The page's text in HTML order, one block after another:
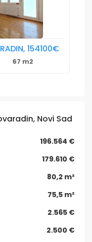
154100€
67 m2
Novi Sad
196.564 €
179.610 €
80,2 m²
75,5 m²
2.565 €
2.500 €